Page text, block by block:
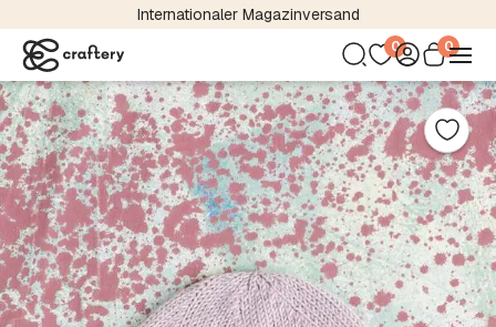
Internationaler Magazinversand
0 0